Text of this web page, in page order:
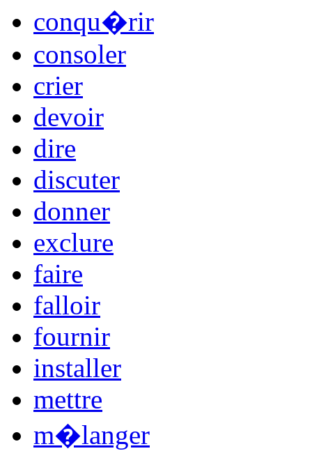
conqu�rir
consoler
crier
devoir
dire
discuter
donner
exclure
faire
falloir
fournir
installer
mettre
m�langer